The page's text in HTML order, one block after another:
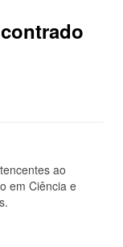
ao
em Ciência e